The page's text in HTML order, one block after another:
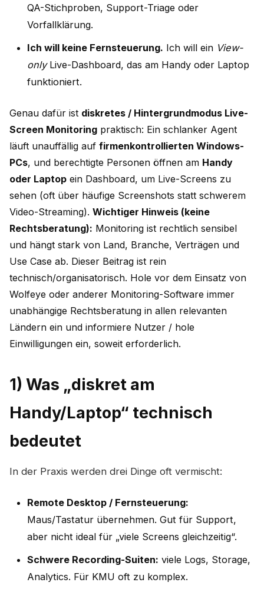
QA-Stichproben, Support-Triage oder
Vorfallklärung.
Ich will keine Fernsteuerung. Ich will ein View-
onlyLive-Dashboard, das am Handy oder Laptop
funktioniert.
Genau dafür ist diskretes / Hintergrundmodus Live-
Screen Monitoring praktisch: Ein schlanker Agent
läuft unauffällig auf firmenkontrollierten Windows-
PCs, und berechtigte Personen öffnen am Handy
oder Laptop ein Dashboard, um Live-Screens zu
sehen (oft über häufige Screenshots statt schwerem
Video-Streaming). Wichtiger Hinweis (keine
Rechtsberatung): Monitoring ist rechtlich sensibel
und hängt stark von Land, Branche, Verträgen und
Use Case ab. Dieser Beitrag ist rein
technisch/organisatorisch. Hole vor dem Einsatz von
Wolfeye oder anderer Monitoring-Software immer
unabhängige Rechtsberatung in allen relevanten
Ländern ein und informiere Nutzer / hole
Einwilligungen ein, soweit erforderlich.
1) Was „diskret am
Handy/Laptop“ technisch
bedeutet
In der Praxis werden drei Dinge oft vermischt:
Remote Desktop / Fernsteuerung:
Maus/Tastatur übernehmen. Gut für Support,
aber nicht ideal für „viele Screens gleichzeitig“.
Schwere Recording-Suiten: viele Logs, Storage,
Analytics. Für KMU oft zu komplex.